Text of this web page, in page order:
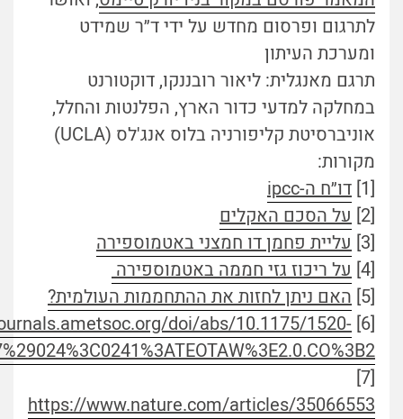
לתרגום ופרסום מחדש על ידי ד״ר שמידט
ומערכת העיתון
תרגם מאנגלית: ליאור רובננקו, דוקטורנט
במחלקה למדעי כדור הארץ, הפלנטות והחלל,
אוניברסיטת קליפורניה בלוס אנג'לס (UCLA)
מקורות:
[1]
דו״ח ה-ipcc
[2]
על הסכם האקלים
[3]
עליית פחמן דו חמצני באטמוספירה
[4]
על ריכוז גזי חממה באטמוספירה
[5]
האם ניתן לחזות את ההתחממות העולמית?
[6]
doi/abs/10.1175/1520-
[7]
https://www.nature.com/articles/35066553